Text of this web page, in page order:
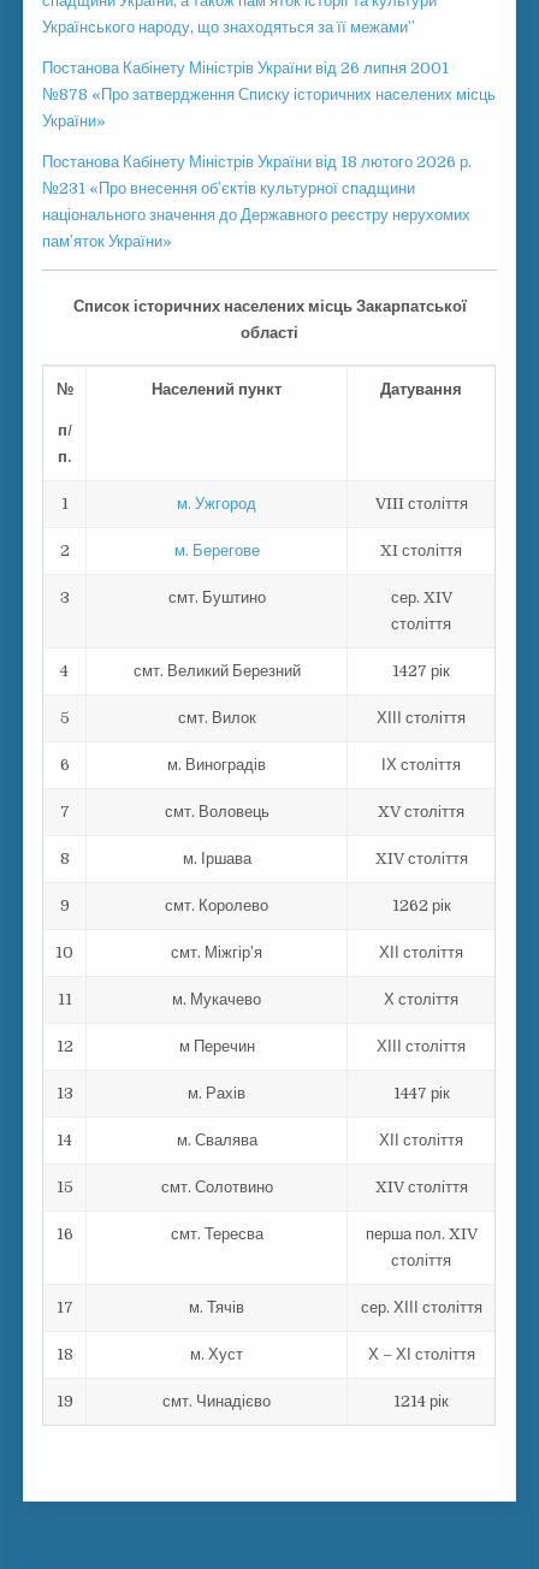
Українського народу, що знаходяться за її межами”
Постанова Кабінету Міністрів України від 26 липня 2001
№878 «Про затвердження Списку історичних населених місць
України»
Постанова Кабінету Міністрів України від 18 лютого 2026 р.
№231 «Про внесення об’єктів культурної спадщини
національного значення до Державного реєстру нерухомих
пам’яток України»
Список історичних населених місць Закарпатської
області
№
п/
п.
Населений пункт Датування
1 м. Ужгород VIII століття
2 м. Берегове XI століття
3 смт. Буштино
сер. XIV
століття
4 смт. Великий Березний 1427 рік
5 смт. Вилок ХІІІ століття
6 м. Виноградів ІХ століття
7 смт. Воловець XV століття
8 м. Іршава XIV століття
9 смт. Королево 1262 рік
10 смт. Міжгір’я ХІІ століття
11 м. Мукачево Х століття
12 м Перечин ХІІІ століття
13 м. Рахів 1447 рік
14 м. Свалява ХІІ століття
15 смт. Солотвино XIV століття
16 смт. Тересва
перша пол. XIV
століття
17 м. Тячів сер. ХІІІ століття
18 м. Хуст Х – ХІ століття
19 смт. Чинадієво 1214 рік